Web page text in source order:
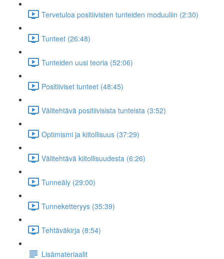
Tervetuloa positiivisten tunteiden moduuliin (2:30)
Tunteet (26:48)
Tunteiden uusi teoria (52:06)
Positiiviset tunteet (48:45)
Välitehtävä positiivisista tunteista (3:52)
Optimismi ja kiitollisuus (37:29)
Välitehtävä kiitollisuudesta (6:26)
Tunneäly (29:00)
Tunneketteryys (35:39)
Tehtäväkirja (8:54)
Lisämateriaalit